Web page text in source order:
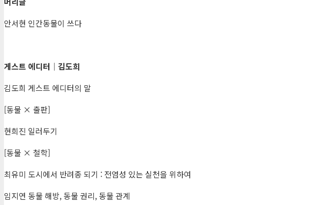
안서현 인간동물이 쓰다
게스트 에디터 ｜ 김도희
김도희 게스트 에디터의 말
[동물 × 출판]
현희진 일러두기
[동물 × 철학]
최유미 도시에서 반려종 되기 : 전염성 있는 실천을 위하여
임지연 동물 해방, 동물 권리, 동물 관계